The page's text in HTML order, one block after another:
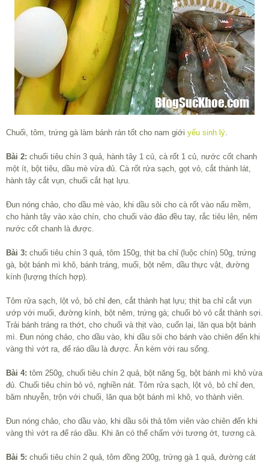
Chuối, tôm, trứng gà làm bánh rán tốt cho nam giới yếu sinh lý.
Bài 2: chuối tiêu chín 3 quả, hành tây 1 củ, cà rốt 1 củ, nước cốt chanh
một ít, bột tiêu, dầu mè vừa đủ. Cà rốt rửa sạch, gọt vỏ, cắt thành lát,
hành tây cắt vụn, chuối cắt hạt lựu.
Đun nóng chảo, cho dầu mè vào, khi dầu sôi cho cà rốt vào nấu mềm,
cho hành tây vào xào chín, cho chuối vào đảo đều tay, rắc tiêu lên, nêm
nước cốt chanh là được.
Bài 3: chuối tiêu chín 3 quả, tôm 150g, thịt ba chỉ (luộc chín) 50g, trứng
gà, bột bánh mì khô, bánh tráng, muối, bột nêm, dầu thực vật, đường
kính (lượng thích hợp).
Tôm rửa sạch, lột vỏ, bỏ chỉ đen, cắt thành hạt lựu; thịt ba chỉ cắt vụn
ướp với muối, đường kính, bột nêm, trứng gà; chuối bỏ vỏ cắt thành sợi.
Trải bánh tráng ra thớt, cho chuối và thịt vào, cuốn lại, lăn qua bột bánh
mì. Đun nóng chảo, cho dầu vào, khi dầu sôi cho bánh vào chiên đến khi
vàng thì vớt ra, để ráo dầu là được. Ăn kèm với rau sống.
Bài 4: tôm 250g, chuối tiêu chín 2 quả, bột năng 5g, bột bánh mì khô vừa
đủ. Chuối tiêu chín bỏ vỏ, nghiền nát. Tôm rửa sạch, lột vỏ, bỏ chỉ đen,
băm nhuyễn, trộn với chuối, lăn qua bột bánh mì khô, vo thành viên.
Đun nóng chảo, cho dầu vào, khi dầu sôi thả tôm viên vào chiên đến khi
vàng thì vớt ra để ráo dầu. Khi ăn có thể chấm với tương ớt, tương cà.
Bài 5: chuối tiêu chín 2 quả, tôm đồng 200g, trứng gà 1 quả, đường cát